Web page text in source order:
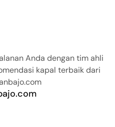
Anda dengan tim ahli
kapal terbaik dari